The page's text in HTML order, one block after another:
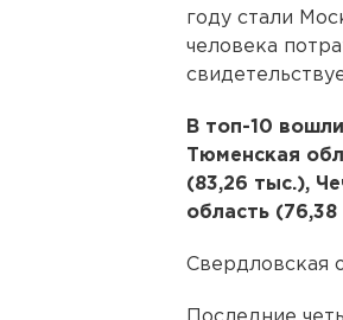
году стали
человека
В топ-10
Тюменская
(83,26 тыс.),
область
Свердловская